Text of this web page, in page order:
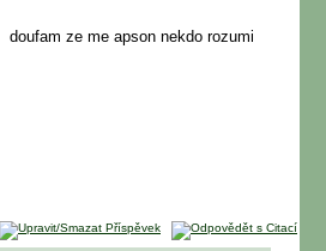
doufam ze me apson nekdo rozumi